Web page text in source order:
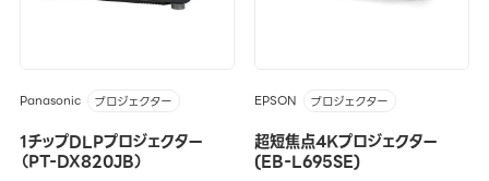
Panasonic プロジェクター
1チップDLPプロジェクター
（PT-DX820JB）
EPSON プロジェクター
超短焦点4Kプロジェクター
(EB-L695SE)